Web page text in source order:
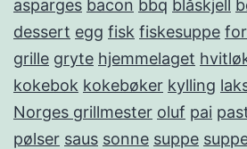
asparges bacon bbq blåskjell
dessert egg fisk fiskesuppe
grille gryte hjemmelaget
kokebok kokebøker kylling
Norges grillmester oluf pai
pølser saus sonne suppe